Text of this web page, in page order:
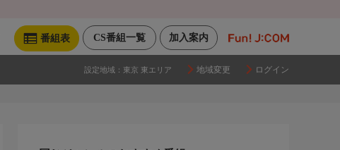
加入案内
CS番組一覧
番組表
設定地域： 東京 東エリア 地域変更 ログイン